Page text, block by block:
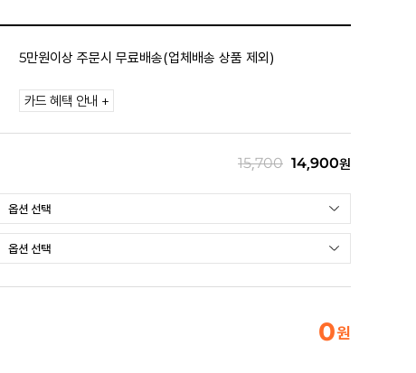
5만원이상 주문시 무료배송(업체배송 상품 제외)
카드 혜택 안내 +
15,700 14,900원
0원